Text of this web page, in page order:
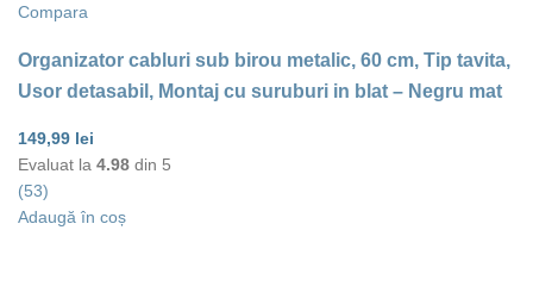
Compara
Organizator cabluri sub birou metalic, 60 cm, Tip tavita,
Usor detasabil, Montaj cu suruburi in blat – Negru mat
149,99 lei
Evaluat la 4.98 din 5
(53)
Adaugă în coș